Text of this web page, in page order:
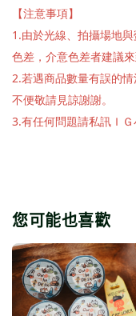
【注意事項】
1.由於光線、拍攝場地
色差，介意色差者建議來
2.若遇商品數量有誤的
不便敬請見諒謝謝。
3.有任何問題請私訊Ｉ
您可能也喜歡